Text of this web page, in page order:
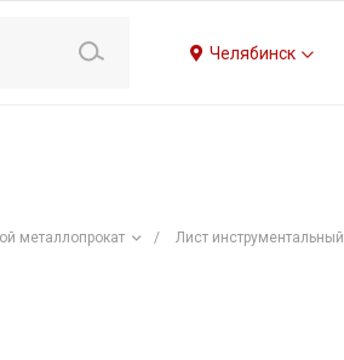
Челябинск
металлопрокат / Лист инструментальный